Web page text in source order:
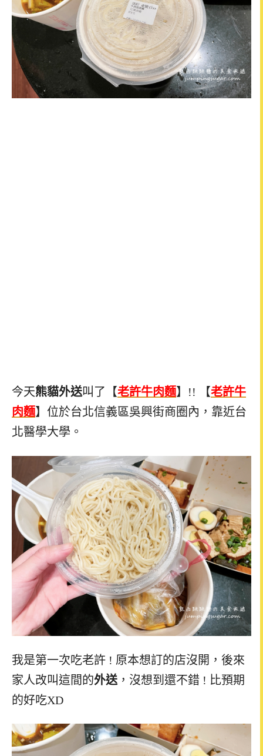
今天熊貓外送叫了【老許牛肉麵】!! 【老許牛
肉麵】位於台北信義區吳興街商圈內，靠近台
北醫學大學。
我是第一次吃老許 ! 原本想訂的店沒開，後來
家人改叫這間的外送 ，沒想到還不錯 ! 比預期
的好吃XD